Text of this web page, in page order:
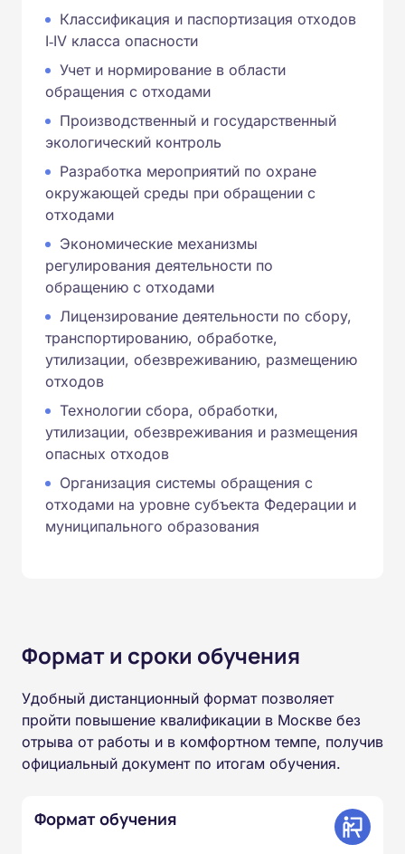
Классификация и паспортизация отходов
I‑IV класса опасности
Учет и нормирование в области
обращения с отходами
Производственный и государственный
экологический контроль
Разработка мероприятий по охране
окружающей среды при обращении с
отходами
Экономические механизмы
регулирования деятельности по
обращению с отходами
Лицензирование деятельности по сбору,
транспортированию, обработке,
утилизации, обезвреживанию, размещению
отходов
Технологии сбора, обработки,
утилизации, обезвреживания и размещения
опасных отходов
Организация системы обращения с
отходами на уровне субъекта Федерации и
муниципального образования
Формат и сроки обучения
Удобный дистанционный формат позволяет
пройти повышение квалификации в Москве без
отрыва от работы и в комфортном темпе, получив
официальный документ по итогам обучения.
Формат обучения